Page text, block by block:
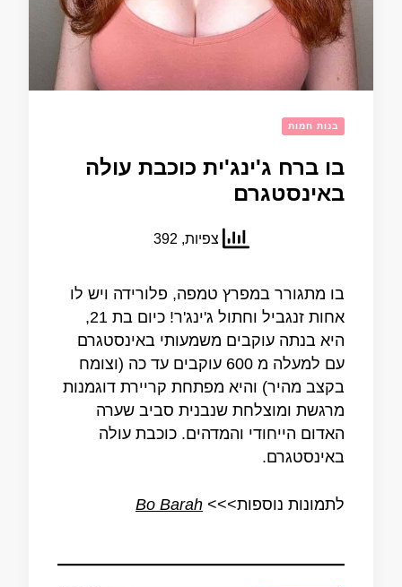
בנות חמות
בו ברח ג'ינג'ית כוכבת עולה
באינסטגרם
צפיות, 392
בו מתגורר במפרץ טמפה, פלורידה ויש לו
אחות זנגביל וחתול ג'ינג'ר! כיום בת 21,
היא בנתה עוקבים משמעותי באינסטגרם
עם למעלה מ 600 עוקבים עד כה (וצומח
בקצב מהיר) והיא מפתחת קריירת דוגמנות
מרגשת ומוצלחת שנבנית סביב שערה
האדום הייחודי והמדהים. כוכבת עולה
באינסטגרם.
לתמונות נוספות>>> Bo Barah